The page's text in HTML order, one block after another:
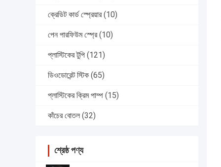
ক্রেডিট কার্ড স্প্রেয়ার (10)
পেন পারফিউম স্প্রে (10)
প্লাস্টিকের টুপি (121)
ডিওডোরেন্ট স্টিক (65)
প্লাস্টিকের ক্রিম পাম্প (15)
কাঁচের বোতল (32)
শ্রেষ্ঠ পণ্য